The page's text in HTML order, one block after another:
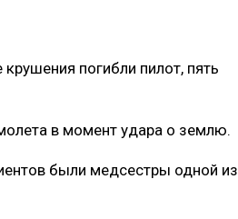
погибли пилот, пять
в момент удара о землю.
были медсестры одной из